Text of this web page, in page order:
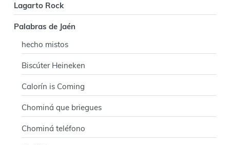
Lagarto Rock
Palabras de Jaén
hecho mistos
Biscúter Heineken
Calorín is Coming
Chominá que briegues
Chominá teléfono